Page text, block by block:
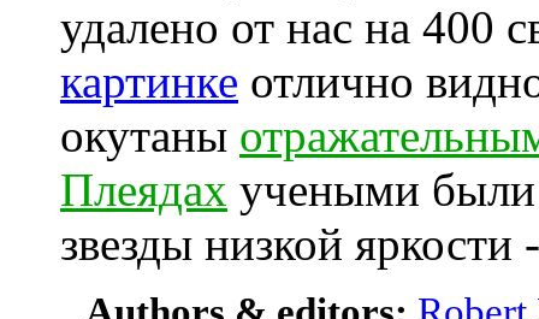
удалено от нас на 400
картинке отлично
окутаны
Плеядах учеными
звезды низкой яркости